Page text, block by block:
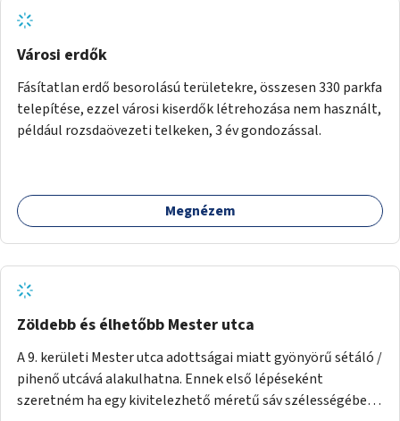
Városi erdők
Fásítatlan erdő besorolású területekre, összesen 330 parkfa
telepítése, ezzel városi kiserdők létrehozása nem használt,
például rozsdaövezeti telkeken, 3 év gondozással.
Megnézem
Zöldebb és élhetőbb Mester utca
A 9. kerületi Mester utca adottságai miatt gyönyörű sétáló /
pihenő utcává alakulhatna. Ennek első lépéseként
szeretném ha egy kivitelezhető méretű sáv szélességében